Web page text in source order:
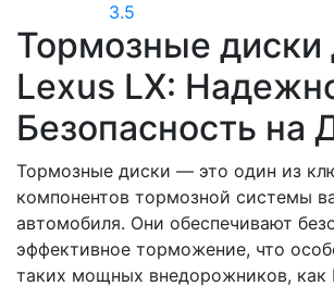
3.5
Тормозные диски
Lexus LX:
Безопасность на
Тормозные диски — это один из
компонентов тормозной системы
автомобиля. Они обеспечивают
эффективное торможение, что
таких мощных внедорожников, как